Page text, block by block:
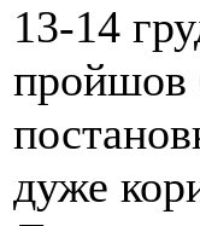
13-14
пройшов
дуже